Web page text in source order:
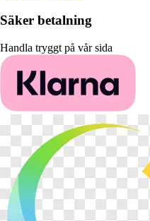
Säker betalning
Handla tryggt på vår sida